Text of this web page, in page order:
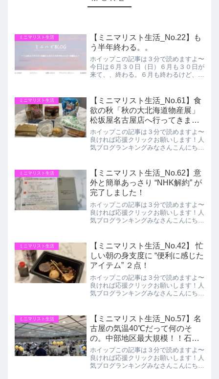
ミニマリスト生活
【ミニマリスト生活_No.22】も
う半年終わる。。
ホイップこの記事は３分で読めますよ〜
今日は６月３０日（日）６月も３０日が
来て、、終わる。６月も終わるけど、
しいステージが始まる。明日から始ま
る。がむしゃらに頑張ってき...
ミニマリスト生活
【ミニマリスト生活_No.61】食
欲の秋「秋の大北海道物産展」
松坂屋名古屋店へ行ってきまし
た！
ホイップこの記事は３分で読めますよ〜
良ければ応援クリックお願いします！人
気ブログランキングみなさんこんにちは
す！今週もお疲れ様です！10月最初の
土曜日名古屋はあいにくの...
ミニマリスト生活
【ミニマリスト生活_No.62】意
外と簡単あっさり “NHK解約” が
完了しました！
ホイップこの記事は３分で読めますよ〜
良ければ応援クリックお願いします！人
気ブログランキングみなさんこんにちは
す！今週もお疲れ様です！3連休ですね
～✨天気はイマイチですが...
ミニマリスト生活
【ミニマリスト生活_No.42】 忙
しい朝の身支度に “便利に感じた
アイテム” ２点！
ホイップこの記事は３分で読めますよ〜
良ければ応援クリックお願いします！人
気ブログランキングみなさんこんにちは
たしの職場ではインフルエンザA型とコ
ロナ感染者が次々と出てし...
ミニマリスト生活
【ミニマリスト生活_No.57】名
古屋の気温40℃だって何のそ
の。中部地区最大規模！！石の
祭典「第47回 名古屋ミネラルシ
ョー」へいざ出陣！（笑）
ホイップこの記事は３分で読めますよ〜
良ければ応援クリックお願いします！人
気ブログランキングみなさんこんにちは